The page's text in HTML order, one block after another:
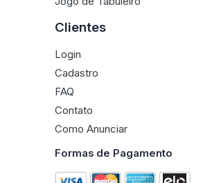
Clientes
Login
Cadastro
FAQ
Contato
Como Anunciar
Formas de Pagamento